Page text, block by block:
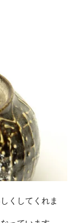
くしてくれま